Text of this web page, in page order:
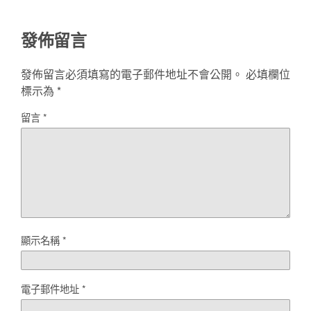
發佈留言
發佈留言必須填寫的電子郵件地址不會公開。 必填欄位
標示為 *
留言*
顯示名稱*
電子郵件地址*